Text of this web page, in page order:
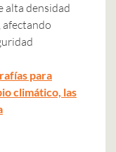
alta densidad
para
climático, las